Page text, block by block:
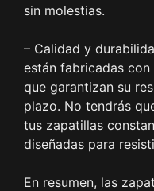
sin molestias.
– Calidad y
están fabricadas
que garantizan su
plazo. No tendrás
tus zapatillas
diseñadas para
En resumen, las